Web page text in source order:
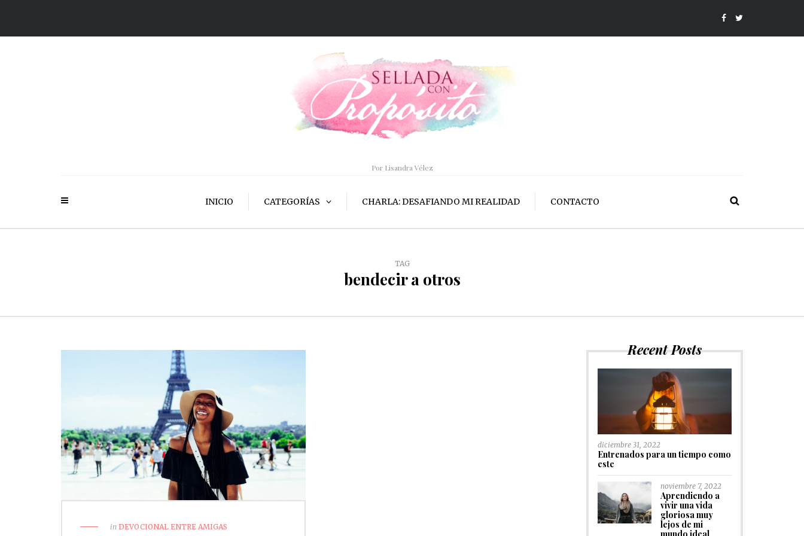
Por Lisandra Vélez
INICIO CATEGORÍAS CHARLA: DESAFIANDO MI REALIDAD CONTACTO
TAG
bendecir a otros
in DEVOCIONAL ENTRE AMIGAS
Recent Posts
diciembre 31, 2022
Entrenados para un tiempo como
este
noviembre 7, 2022
Aprendiendo a
vivir una vida
gloriosa muy
lejos de mi